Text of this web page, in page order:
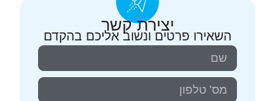
יצירת קשר
השאירו פרטים ונשוב אליכם בהקדם